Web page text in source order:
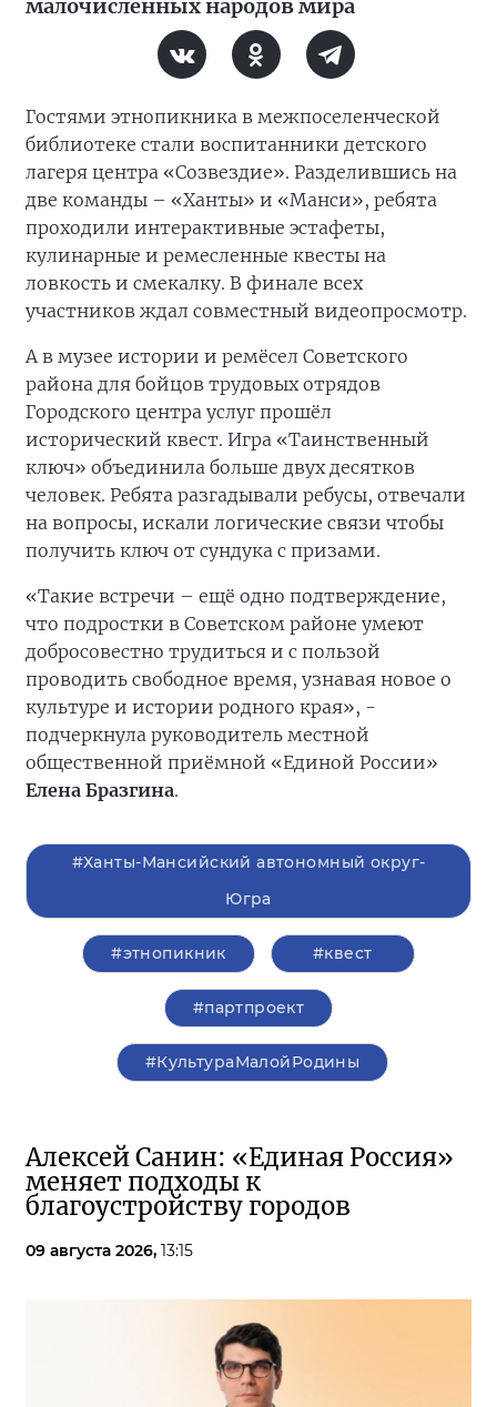
малочисленных народов мира
Гостями этнопикника в межпоселенческой
библиотеке стали воспитанники детского
лагеря центра «Созвездие». Разделившись на
две команды – «Ханты» и «Манси», ребята
проходили интерактивные эстафеты,
кулинарные и ремесленные квесты на
ловкость и смекалку. В финале всех
участников ждал совместный видеопросмотр.
А в музее истории и ремёсел Советского
района для бойцов трудовых отрядов
Городского центра услуг прошёл
исторический квест. Игра «Таинственный
ключ» объединила больше двух десятков
человек. Ребята разгадывали ребусы, отвечали
на вопросы, искали логические связи чтобы
получить ключ от сундука с призами.
«Такие встречи – ещё одно подтверждение,
что подростки в Советском районе умеют
добросовестно трудиться и с пользой
проводить свободное время, узнавая новое о
культуре и истории родного края», -
подчеркнула руководитель местной
общественной приёмной «Единой России»
Елена Бразгина.
#Ханты-Мансийский автономный округ-
Югра
#этнопикник #квест
#партпроект
#КультураМалойРодины
Алексей Санин: «Единая Россия»
меняет подходы к
благоустройству городов
09 августа 2026, 13:15